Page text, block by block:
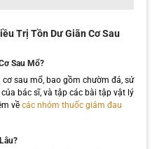
Trị Tồn Dư Giãn Cơ Sau
Sau Mổ?
sau mổ, bao gồm chườm đá, sử
bác sĩ, và tập các bài tập vật lý
về các nhóm thuốc giảm đau